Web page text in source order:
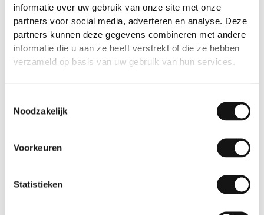
informatie over uw gebruik van onze site met onze
partners voor social media, adverteren en analyse. Deze
partners kunnen deze gegevens combineren met andere
informatie die u aan ze heeft verstrekt of die ze hebben
verzameld op basis van uw gebruik van hun services.
Noodzakelijk
Voorkeuren
Statistieken
Gerelateerde producten